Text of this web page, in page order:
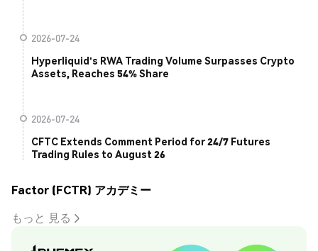
2026-07-24
Hyperliquid's RWA Trading Volume Surpasses Crypto
Assets, Reaches 54% Share
2026-07-24
CFTC Extends Comment Period for 24/7 Futures
Trading Rules to August 26
Factor (FCTR) アカデミー
もっと 見る